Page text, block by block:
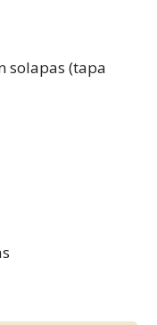
solapas (tapa